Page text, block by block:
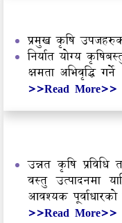
प्रमुख कृषि
निर्यात योग्य
क्षमता अभिवृद्धि गर्ने
>>Read More>>
उन्नत कृषि प्रविधि
वस्तु उत्पादनमा
आवश्यक
>>Read More>>